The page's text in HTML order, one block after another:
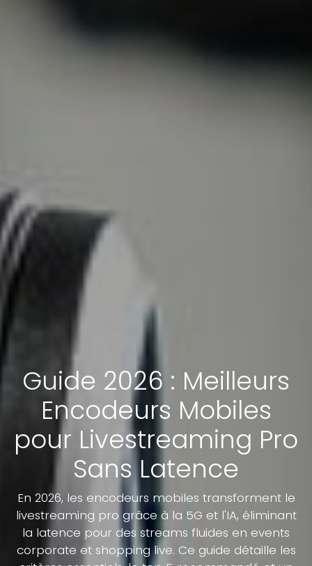
Guide 2026 : Meilleurs
Encodeurs Mobiles
pour Livestreaming Pro
Sans Latence
En 2026, les encodeurs mobiles transforment le
livestreaming pro grâce à la 5G et l'IA, éliminant
la latence pour des streams fluides en events
corporate et shopping live. Ce guide détaille les